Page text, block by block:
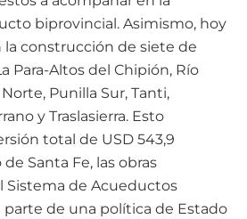
biprovincial. Asimismo, hoy
la construcción de siete de
Para-Altos del Chipión, Río
Punilla Sur, Tanti,
y Traslasierra. Esto
total de USD 543,9
Santa Fe, las obras
Sistema de Acueductos
parte de una política de Estado